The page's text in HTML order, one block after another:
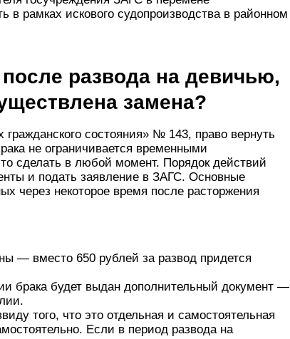
в рамках искового судопроизводства в районном
развода на девичью,
замена?
состояния» № 143, право вернуть
не ограничивается временными
сделать в любой момент. Порядок действий
и подать заявление в ЗАГС. Основные
через некоторое время после расторжения
— вместо 650 рублей за развод придется
брака будет выдан дополнительный документ —
того, что это отдельная и самостоятельная
Если в период развода на